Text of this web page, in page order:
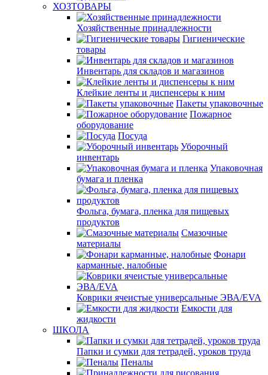
ХОЗТОВАРЫ
Хозяйственные принадлежности
Гигиенические
товары
Инвентарь для складов и магазинов
Клейкие ленты и диспенсеры к ним
Пакеты упаковочные
Пожарное
оборудование
Посуда
Уборочный
инвентарь
Упаковочная
бумага и пленка
Фольга, бумага, пленка для пищевых
продуктов
Смазочные
материалы
Фонари
карманные, налобные
Коврики ячеистые универсальные ЭВА/EVA
Емкости для
жидкости
ШКОЛА
Папки и сумки для тетрадей, уроков труда
Пеналы